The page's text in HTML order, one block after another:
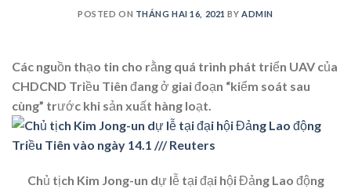
POSTED ON THÁNG HAI 16, 2021 BY ADMIN
Các nguồn thạo tin cho rằng quá trình phát triển UAV của
CHDCND Triều Tiên đang ở giai đoạn “kiểm soát sau
cùng” trước khi sản xuất hàng loạt.
Chủ tịch Kim Jong-un dự lễ tại đại hội Đảng Lao động